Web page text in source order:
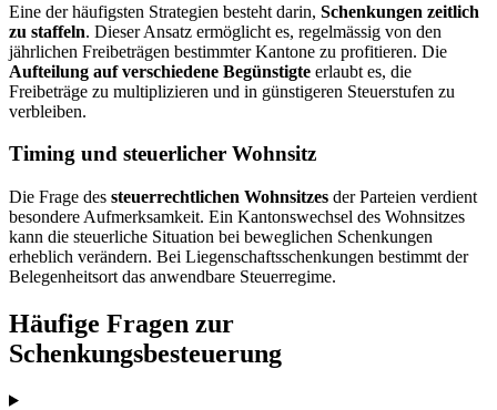
Eine der häufigsten Strategien besteht darin, Schenkungen zeitlich
zu staffeln. Dieser Ansatz ermöglicht es, regelmässig von den
jährlichen Freibeträgen bestimmter Kantone zu profitieren. Die
Aufteilung auf verschiedene Begünstigte erlaubt es, die
Freibeträge zu multiplizieren und in günstigeren Steuerstufen zu
verbleiben.
Timing und steuerlicher Wohnsitz
Die Frage des steuerrechtlichen Wohnsitzes der Parteien verdient
besondere Aufmerksamkeit. Ein Kantonswechsel des Wohnsitzes
kann die steuerliche Situation bei beweglichen Schenkungen
erheblich verändern. Bei Liegenschaftsschenkungen bestimmt der
Belegenheitsort das anwendbare Steuerregime.
Häufige Fragen zur
Schenkungsbesteuerung